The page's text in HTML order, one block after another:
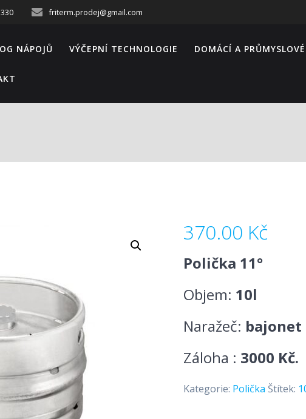
friterm.prodej@gmail.com
NÁPOJŮ VÝČEPNÍ TECHNOLOGIE DOMÁCÍ A
370.00 Kč
Polička 11°
Objem: 10l
Naražeč: bajonet
Záloha : 3000 Kč.
Kategorie: Polička Štítek: